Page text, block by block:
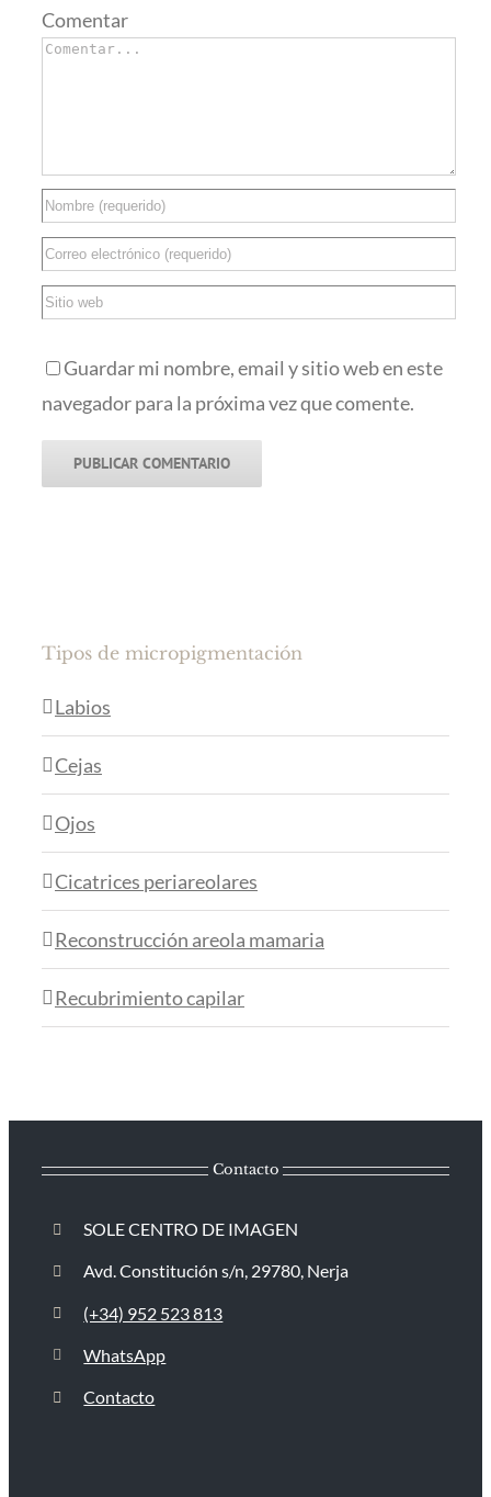
Comentar
Guardar mi nombre, email y sitio web en este
navegador para la próxima vez que comente.
Tipos de micropigmentación
Labios
Cejas
Ojos
Cicatrices periareolares
Reconstrucción areola mamaria
Recubrimiento capilar
Contacto
SOLE CENTRO DE IMAGEN
Avd. Constitución s/n, 29780, Nerja
(+34) 952 523 813
WhatsApp
Contacto